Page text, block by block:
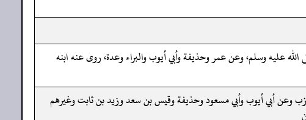
عليه وسلم، وعن عمر وحذيفة وأبي أيوب والبراء وعدة، روى عنه ابنه
وعن أبي أيوب وأبي مسعود وحذيفة وقيس بن سعد وزيد بن ثابت وغيرهم